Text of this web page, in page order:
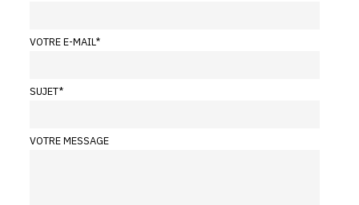
VOTRE E-MAIL*
SUJET*
VOTRE MESSAGE